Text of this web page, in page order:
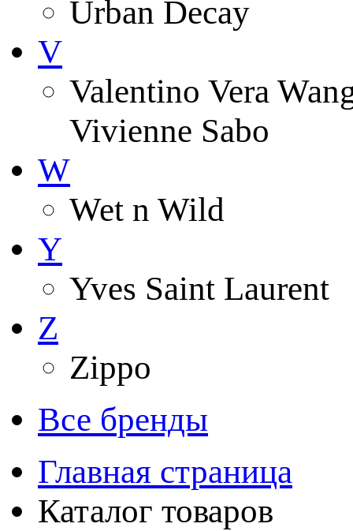
Urban Decay
V
Valentino Vera
Vivienne Sabo
W
Wet n Wild
Y
Yves Saint Laurent
Z
Zippo
Все бренды
Главная страница
Каталог товаров